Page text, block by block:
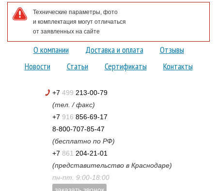
Технические параметры, фото
и комплектация могут отличаться
от заявленных на сайте
О компании Доставка и оплата
Отзывы
Новости
Статьи Сертификаты Контакты
+7 499 213-00-79
(тел. / факс)
+7 916 856-69-17
8-800-707-85-47
(бесплатно по РФ)
+7 861 204-21-01
(представительство в Краснодаре)
пн-пт. 9:00-18:00
заказать звонок